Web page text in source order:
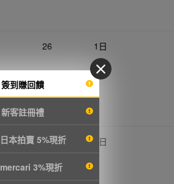
簽到賺回饋
新客註冊禮
日本拍賣 5%現折
mercari 3%現折
26 1日
24 2日